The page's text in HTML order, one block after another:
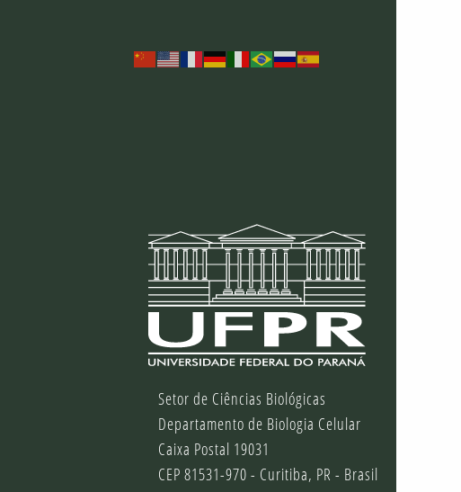
Setor de Ciências Biológicas
Departamento de Biologia Celular
Caixa Postal 19031
CEP 81531-970 - Curitiba, PR - Brasil